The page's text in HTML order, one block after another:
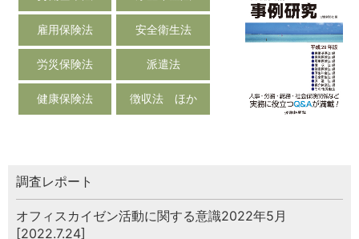
雇用保険法 安全衛生法
労災保険法 派遣法
健康保険法 徴収法 ほか
調査レポート
オフィスカイゼン活動に関する意識2022年5月
[2022.7.24]